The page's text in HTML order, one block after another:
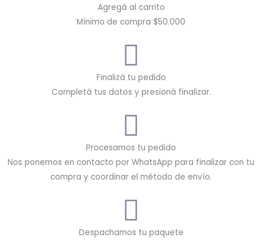
Agregá al carrito
Mínimo de compra $50.000
Finalizá tu pedido
Completá tus datos y presioná finalizar.
Procesamos tu pedido
Nos ponemos en contacto por WhatsApp para finalizar con tu
compra y coordinar el método de envío.
Despachamos tu paquete